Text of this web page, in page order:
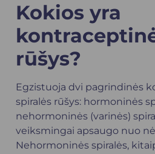
Kokios yra
rūšys?
Egzistuoja dvi pagrindinės
spiralės rūšys: hormoninės
nehormoninės (varinės)
veiksmingai apsaugo nuo
Nehormoninės spiralės,